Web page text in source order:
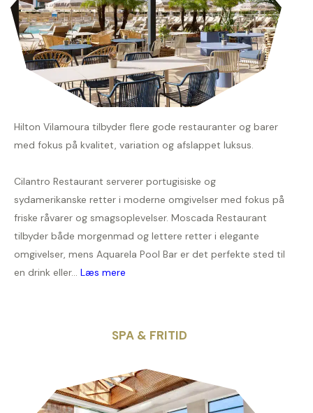
Hilton Vilamoura tilbyder flere gode restauranter og barer
med fokus på kvalitet, variation og afslappet luksus.
Cilantro Restaurant serverer portugisiske og
sydamerikanske retter i moderne omgivelser med fokus på
friske råvarer og smagsoplevelser. Moscada Restaurant
tilbyder både morgenmad og lettere retter i elegante
omgivelser, mens Aquarela Pool Bar er det perfekte sted til
en drink eller... Læs mere
SPA & FRITID